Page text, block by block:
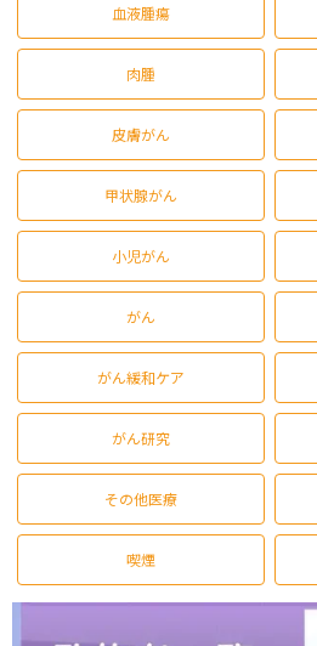
血液腫瘍
肉腫
皮膚がん
甲状腺がん
小児がん
がん
がん緩和ケア
がん研究
その他医療
喫煙